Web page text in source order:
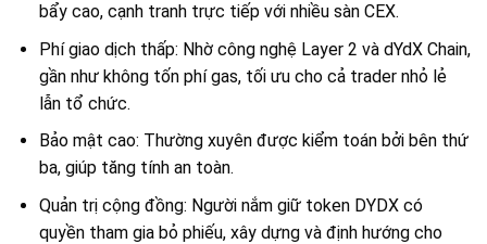
bẩy cao, cạnh tranh trực tiếp với nhiều sàn CEX.
Phí giao dịch thấp: Nhờ công nghệ Layer 2 và dYdX Chain,
gần như không tốn phí gas, tối ưu cho cả trader nhỏ lẻ
lẫn tổ chức.
Bảo mật cao: Thường xuyên được kiểm toán bởi bên thứ
ba, giúp tăng tính an toàn.
Quản trị cộng đồng: Người nắm giữ token DYDX có
quyền tham gia bỏ phiếu, xây dựng và định hướng cho